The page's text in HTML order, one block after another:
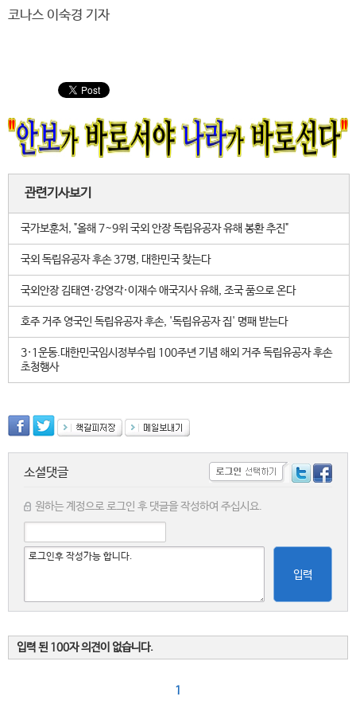
코나스 이숙경 기자
관련기사보기
국가보훈처, "올해 7~9위 국외 안장 독립유공자 유해 봉환 추진"
국외 독립유공자 후손 37명, 대한민국 찾는다
국외안장 김태연·강영각·이재수 애국지사 유해, 조국 품으로 온다
호주 거주 영국인 독립유공자 후손, '독립유공자 집' 명패 받는다
3·1운동.대한민국임시정부수립 100주년 기념 해외 거주 독립유공자 후손
초청행사
소셜댓글
원하는 계정으로 로그인 후 댓글을 작성하여 주십시요.
입력
입력 된 100자 의견이 없습니다.
1